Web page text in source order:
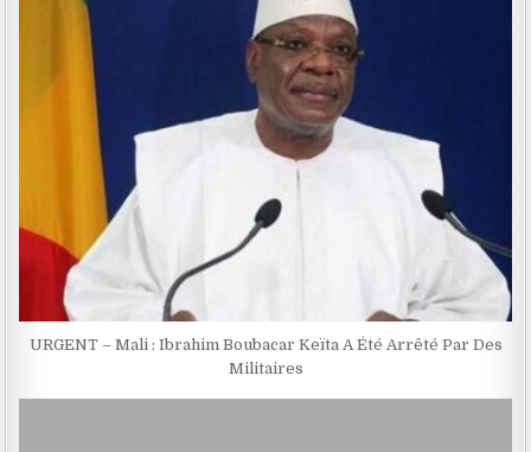
URGENT – Mali : Ibrahim Boubacar Keïta A Été Arrêté Par Des
Militaires